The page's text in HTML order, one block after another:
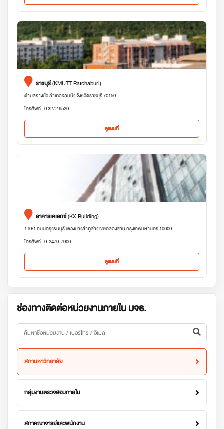
ราชบุรี(KMUTT Ratchaburi)
ตำบลรางบัว อำเภอจอมบึง จังหวัดราชบุรี 70150
โทรศัพท์ : 0 3272 6520
ดูแผนที่
อาคารเคเอกซ์(KX Building)
110/1 ถนนกรุงธนบุรี แขวงบางลำภูล่าง เขตคลองสาน กรุงเทพมหานคร 10600
โทรศัพท์ : 0-2470-7906
ดูแผนที่
ช่องทางติดต่อหน่วยงานภายใน มจธ.
สภามหาวิทยาลัย
กลุ่มงานตรวจสอบภายใน
สภาคณาจารย์และพนักงาน